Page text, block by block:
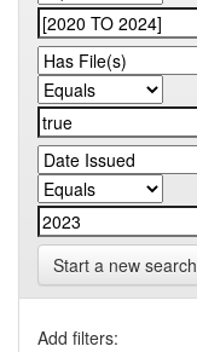
Start a new search
Add filters: